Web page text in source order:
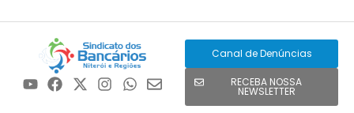
Canal de Denúncias
RECEBA NOSSA
NEWSLETTER